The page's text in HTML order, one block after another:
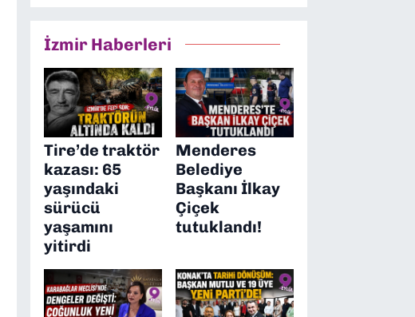
İzmir Haberleri
Tire’de traktör
kazası: 65
yaşındaki
sürücü
yaşamını
yitirdi
Menderes
Belediye
Başkanı İlkay
Çiçek
tutuklandı!